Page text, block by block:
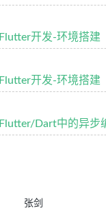
Flutter开发-环境搭建
Flutter开发-环境搭建
Flutter/Dart中的异步
张剑